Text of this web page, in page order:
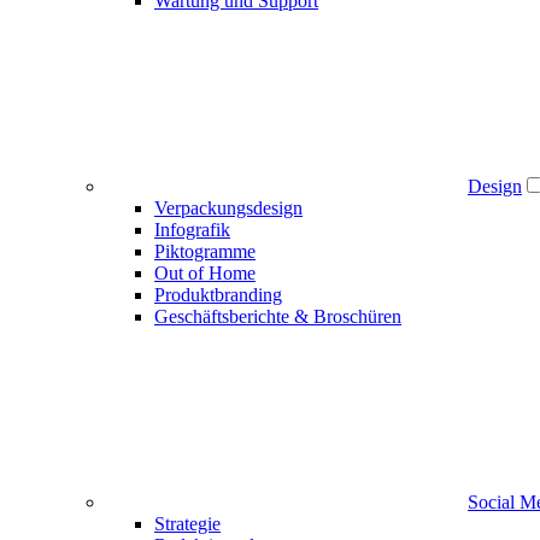
Design
Verpackungsdesign
Infografik
Piktogramme
Out of Home
Produktbranding
Geschäftsberichte & Broschüren
Social
Strategie